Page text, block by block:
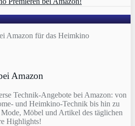
Amazon
Technik-Angebote bei Amazon: von
und Heimkino-Technik bis hin zu
Möbel und Artikel des täglichen
Highlights!